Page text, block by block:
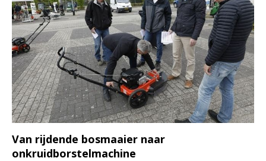
Van rijdende bosmaaier naar
onkruidborstelmachine